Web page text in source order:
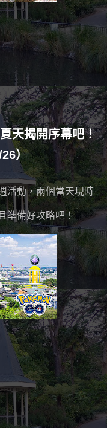
天揭開序幕吧！
）
活動，兩個當天現時
準備好攻略吧！